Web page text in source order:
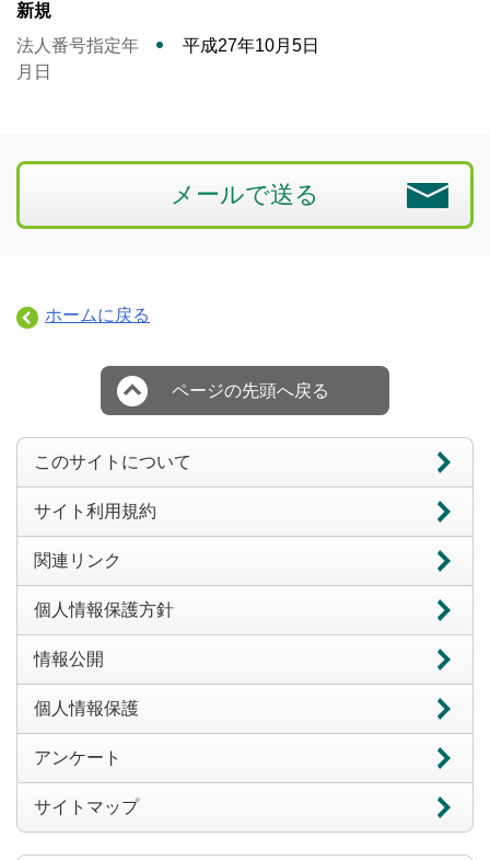
新規
法人番号指定年
月日
平成27年10月5日
メールで送る
ホームに戻る
ページの先頭へ戻る
このサイトについて
サイト利用規約
関連リンク
個人情報保護方針
情報公開
個人情報保護
アンケート
サイトマップ